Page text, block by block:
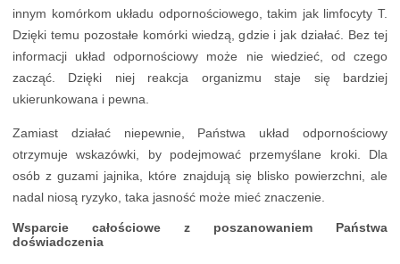
innym komórkom układu odpornościowego, takim jak limfocyty T.
Dzięki temu pozostałe komórki wiedzą, gdzie i jak działać. Bez tej
informacji układ odpornościowy może nie wiedzieć, od czego
zacząć. Dzięki niej reakcja organizmu staje się bardziej
ukierunkowana i pewna.
Zamiast działać niepewnie, Państwa układ odpornościowy
otrzymuje wskazówki, by podejmować przemyślane kroki. Dla
osób z guzami jajnika, które znajdują się blisko powierzchni, ale
nadal niosą ryzyko, taka jasność może mieć znaczenie.
Wsparcie całościowe z poszanowaniem Państwa
doświadczenia